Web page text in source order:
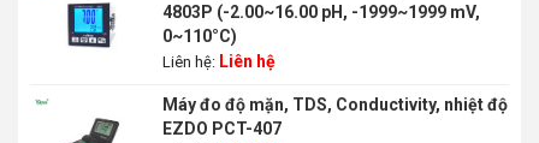
4803P (-2.00~16.00 pH, -1999~1999 mV,
0~110°C)
Liên hệ: Liên hệ
Máy đo độ mặn, TDS, Conductivity, nhiệt độ
EZDO PCT-407